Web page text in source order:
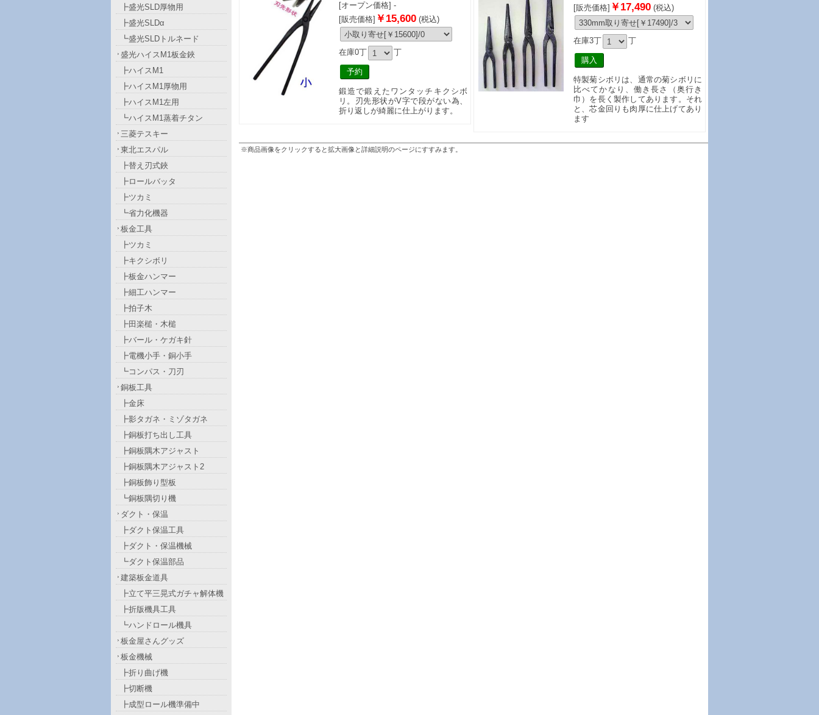
[オープン価格] -
[販売価格] ￥15,600(税込)
在庫0丁 丁
鍛造で鍛えたワンタッチキクシボ
リ。刃先形状がV字で段がない為、
折り返しが綺麗に仕上がります。
[販売価格] ￥17,490(税込)
在庫3丁 丁
特製菊シボリは、通常の菊シボリに
比べてかなり、働き長さ（奥行き
巾）を長く製作してあります。それ
と、芯金回りも肉厚に仕上げてあり
ます
※商品画像をクリックすると拡大画像と詳細説明のページにすすみます。
┣盛光SLD厚物用
┣盛光SLDα
┗盛光SLDトルネード
盛光ハイスM1板金鋏
┣ハイスM1
┣ハイスM1厚物用
┣ハイスM1左用
┗ハイスM1蒸着チタン
三菱テスキー
東北エスパル
┣替え刃式鋏
┣ロールバッタ
┣ツカミ
┗省力化機器
板金工具
┣ツカミ
┣キクシボリ
┣板金ハンマー
┣細工ハンマー
┣拍子木
┣田楽槌・木槌
┣バール・ケガキ針
┣電機小手・銅小手
┗コンパス・刀刃
銅板工具
┣金床
┣影タガネ・ミゾタガネ
┣銅板打ち出し工具
┣銅板隅木アジャスト
┣銅板隅木アジャスト2
┣銅板飾り型板
┗銅板隅切り機
ダクト・保温
┣ダクト保温工具
┣ダクト・保温機械
┗ダクト保温部品
建築板金道具
┣立て平三晃式ガチャ解体機
┣折版機具工具
┗ハンドロール機具
板金屋さんグッズ
板金機械
┣折り曲げ機
┣切断機
┣成型ロール機準備中